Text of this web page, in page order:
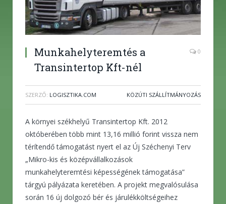
Munkahelyteremtés a
Transintertop Kft-nél
0
SZERZŐ: LOGISZTIKA.COM KÖZÚTI SZÁLLÍTMÁNYOZÁS
A környei székhelyű Transintertop Kft. 2012
októberében több mint 13,16 millió forint vissza nem
térítendő támogatást nyert el az Új Széchenyi Terv
„Mikro-kis és középvállalkozások
munkahelyteremtési képességének támogatása”
tárgyú pályázata keretében. A projekt megvalósulása
során 16 új dolgozó bér és járulékköltségeihez